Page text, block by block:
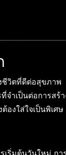
ชีวิตที่ดีต่อสุขภาพ
ำเป็นต่อการสร้า
องใส่ใจเป็นพิเศษ
เริ่มต้นวันใหม่ กา